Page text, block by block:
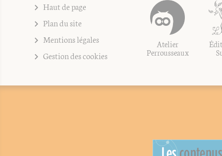
Haut de page
Plan du site
Mentions légales
Gestion des cookies
Atelier
Perrousseaux